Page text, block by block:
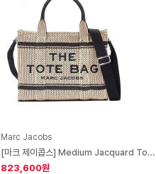
Marc Jacobs
[마크 제이콥스] Medium Jacquard Tote Bag
823,600원